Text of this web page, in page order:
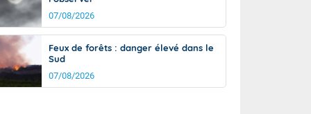
d'avalanche
Météo des forêts
Vigicrues
07/08/2026
Feux de forêts : danger élevé dans le
Sud
07/08/2026